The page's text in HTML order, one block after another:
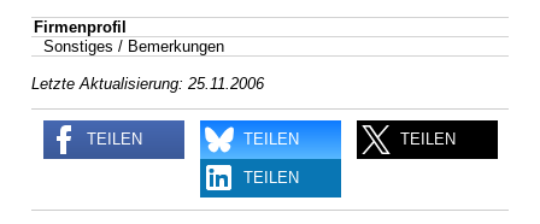
Firmenprofil
Sonstiges / Bemerkungen
Letzte Aktualisierung: 25.11.2006
TEILEN TEILEN TEILEN
TEILEN